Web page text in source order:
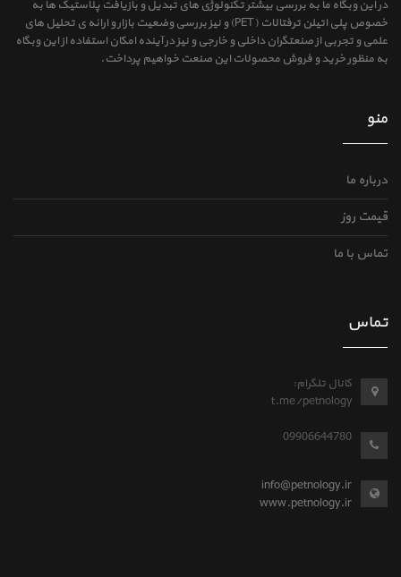
در این وبگاه ما به بررسی بیشتر تکنولوژی های تبدیل و بازیافت پلاستیک ها به
خصوص پلی اتیلن ترفتالات (PET) و نیز بررسی وضعیت بازار و ارائه ی تحلیل های
علمی و تجربی از صنعتگران داخلی و خارجی و نیز در آینده امکان استفاده از این وبگاه
به منظور خرید و فروش محصولات این صنعت خواهیم پرداخت.
منو
درباره ما
قیمت روز
تماس با ما
تماس
کانال تلگرام:
t.me/petnology
09906644780
info@petnology.ir
www.petnology.ir